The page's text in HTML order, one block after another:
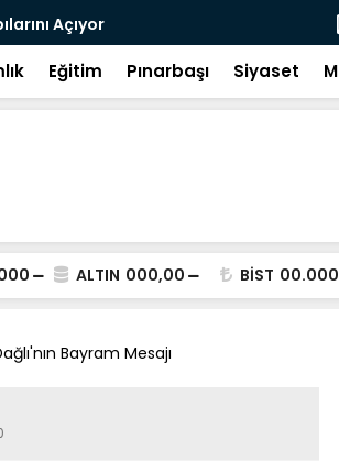
Açıyor
Eğitim Pınarbaşı Siyaset
ALTIN 000,00 BİST 00.000
Bayram Mesajı